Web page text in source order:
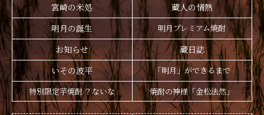
宮崎の米処
蔵人の情熱
明月の誕生
明月プレミアム焼酎
お知らせ
蔵日誌
いその波平
「明月」ができるまで
特別限定芋焼酎 ？ないな
焼酎の神様「金松法然」